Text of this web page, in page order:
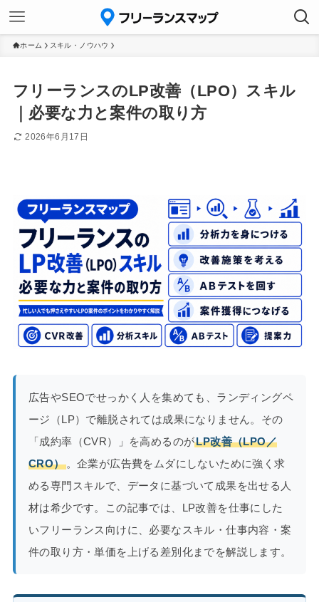
ホーム スキル・ノウハウ
フリーランスのLP改善（LPO）スキル
｜必要な力と案件の取り方
2026年6月17日
広告やSEOでせっかく人を集めても、ランディングペ
ージ（LP）で離脱されては成果になりません。その
「成約率（CVR）」を高めるのがLP改善（LPO／
CRO）。企業が広告費をムダにしないために強く求
める専門スキルで、データに基づいて成果を出せる人
材は希少です。この記事では、LP改善を仕事にした
いフリーランス向けに、必要なスキル・仕事内容・案
件の取り方・単価を上げる差別化までを解説します。